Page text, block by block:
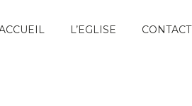
L’EGLISE CONTACT